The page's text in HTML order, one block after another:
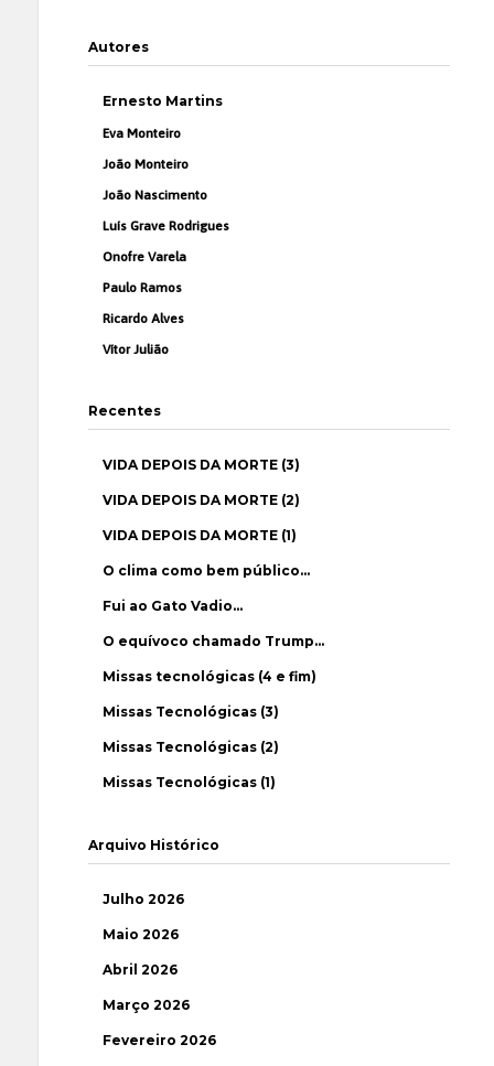
Autores
Ernesto Martins
Eva Monteiro
João Monteiro
João Nascimento
Luís Grave Rodrigues
Onofre Varela
Paulo Ramos
Ricardo Alves
Vítor Julião
Recentes
VIDA DEPOIS DA MORTE (3)
VIDA DEPOIS DA MORTE (2)
VIDA DEPOIS DA MORTE (1)
O clima como bem público…
Fui ao Gato Vadio…
O equívoco chamado Trump…
Missas tecnológicas (4 e fim)
Missas Tecnológicas (3)
Missas Tecnológicas (2)
Missas Tecnológicas (1)
Arquivo Histórico
Julho 2026
Maio 2026
Abril 2026
Março 2026
Fevereiro 2026